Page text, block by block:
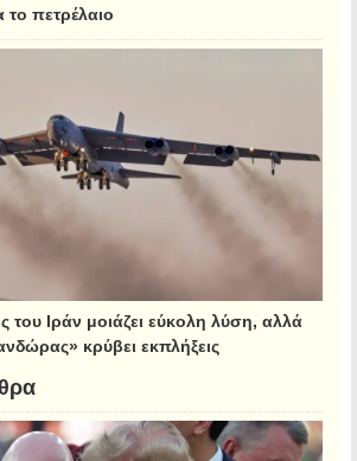
το πετρέλαιο
Ιράν μοιάζει εύκολη λύση, αλλά
κρύβει εκπλήξεις